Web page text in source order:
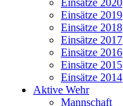
Einsätze 2020
Einsätze 2019
Einsätze 2018
Einsätze 2017
Einsätze 2016
Einsätze 2015
Einsätze 2014
Aktive Wehr
Mannschaft